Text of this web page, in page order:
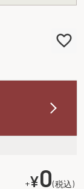
+¥0 税込